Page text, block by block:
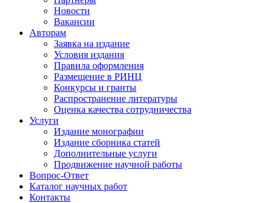
Новости
Вакансии
Авторам
Заявка на издание
Условия издания
Правила оформления
Размещение в РИНЦ
Конкурсы и гранты
Распространение литературы
Оценка качества сотрудничества
Услуги
Издание монографии
Издание сборника статей
Дополнительные услуги
Продвижение научной работы
Вопрос-Ответ
Каталог научных работ
Контакты